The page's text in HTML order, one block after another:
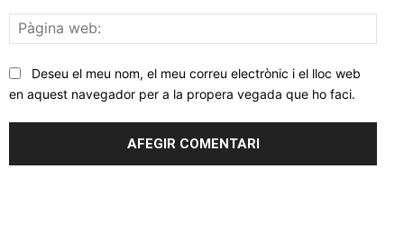
web:
Deseu el meu nom, el meu correu electrònic i el lloc web
en aquest navegador per a la propera vegada que ho faci.